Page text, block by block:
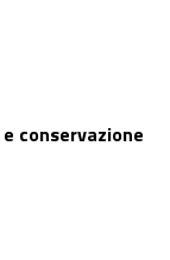
conservazione